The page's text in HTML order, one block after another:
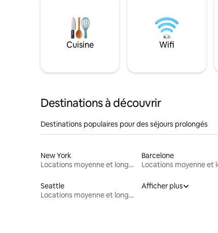
Cuisine Wifi
Destinations à découvrir
Destinations populaires pour des séjours prolongés
New York
Locations moyenne et longue durée
Barcelone
Seattle
Locations moyenne et longue durée
Afficher plus